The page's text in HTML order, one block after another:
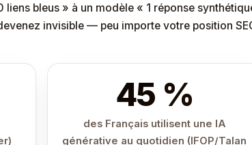
liens bleus » à un modèle « 1 réponse
invisible — peu importe votre position
45 %
des Français utilisent une IA
générative au quotidien (IFOP/Talan